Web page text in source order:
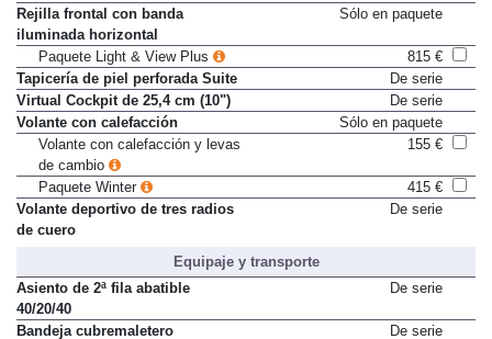
Pintura metalizada
640 €
Rejilla frontal con banda
iluminada horizontal
Paquete Light & View Plus
815 €
Tapicería de piel perforada Suite
De serie
Virtual Cockpit de 25,4 cm (10")
De serie
Volante con calefacción
Sólo en paquete
Volante con calefacción y levas
de cambio
Paquete Winter
415 €
Volante deportivo de tres radios
Equipaje y transporte
Asiento de 2ª fila abatible
40/20/40